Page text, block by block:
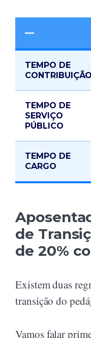
—
TEMPO DE
CONTRIBUIÇÃO
TEMPO DE
SERVIÇO
PÚBLICO
TEMPO DE
CARGO
de
de 20%
Existem duas
transição do
Vamos falar